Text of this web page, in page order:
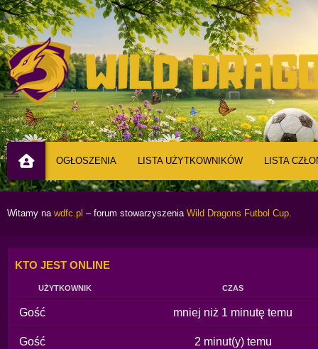
OGŁOSZENIA LISTA UŻYTKOWNIKÓW LISTA
Witamy na wdfc.pl – forum stowarzyszenia Wild Dragons Futbol Cup.
KTO JEST ONLINE
UŻYTKOWNIK CZAS
Gość mniej niż 1 minutę temu
Gość 2 minut(y) temu